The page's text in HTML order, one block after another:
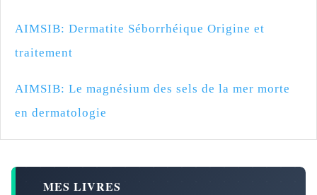
AIMSIB: Dermatite Séborrhéique Origine et
traitement
AIMSIB: Le magnésium des sels de la mer morte
en dermatologie
MES LIVRES